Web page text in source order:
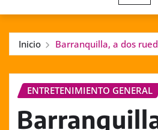
Inicio Barranquilla, a dos
ENTRETENIMIENTO GENERAL